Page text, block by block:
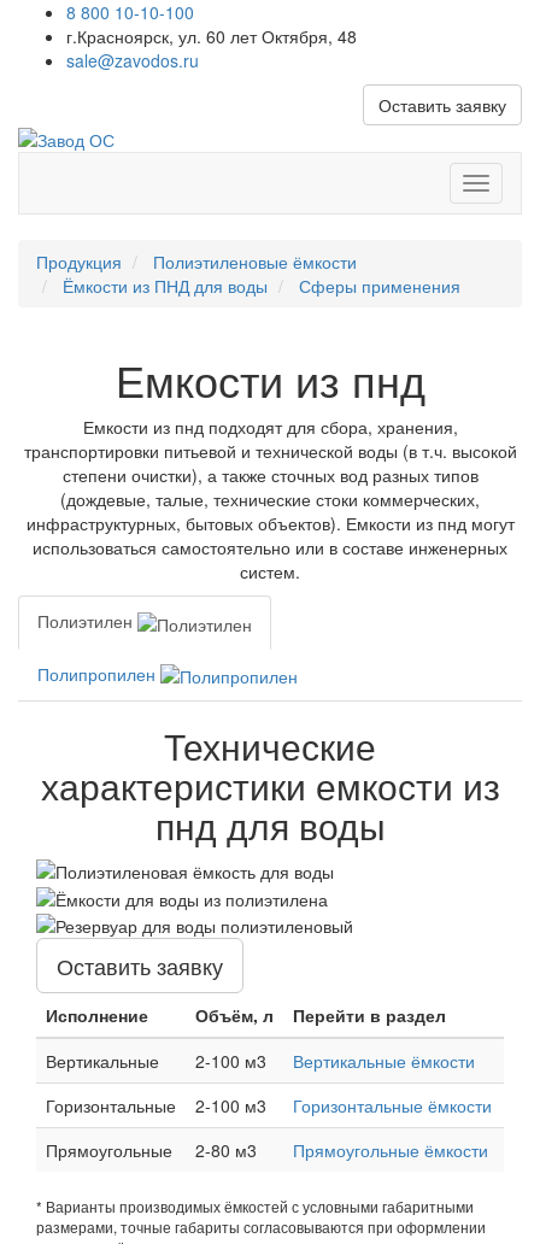
8 800 10-10-100
г.Красноярск, ул. 60 лет Октября, 48
sale@zavodos.ru
Оставить заявку
меню
Продукция
Полиэтиленовые ёмкости
Ёмкости из ПНД для воды
Сферы применения
Емкости из пнд
Емкости из пнд подходят для сбора, хранения,
транспортировки питьевой и технической воды (в т.ч. высокой
степени очистки), а также сточных вод разных типов
(дождевые, талые, технические стоки коммерческих,
инфраструктурных, бытовых объектов). Емкости из пнд могут
использоваться самостоятельно или в составе инженерных
систем.
Полиэтилен
Полипропилен
Технические
характеристики емкости из
пнд для воды
Оставить заявку
Исполнение Объём, л
Перейти в раздел
Вертикальные
2-100 м3
Вертикальные ёмкости
Горизонтальные
2-100 м3
Горизонтальные ёмкости
Прямоугольные
2-80 м3 Прямоугольные ёмкости
* Варианты производимых ёмкостей с условными габаритными
размерами, точные габариты согласовываются при оформлении